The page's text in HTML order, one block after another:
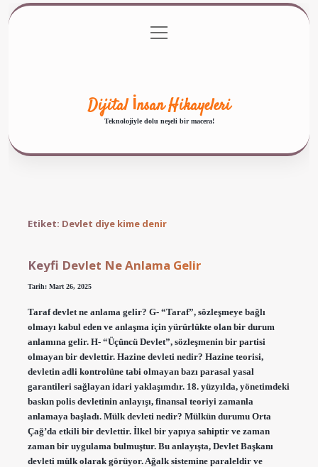
Gizlilik Politikası
menüyü
aç
Dijital İnsan Hikayeleri
Teknolojiyle dolu neşeli bir macera!
Etiket: Devlet diye kime denir
Keyfi Devlet Ne Anlama Gelir
Tarih: Mart 26, 2025
Taraf devlet ne anlama gelir? G- “Taraf”, sözleşmeye bağlı
olmayı kabul eden ve anlaşma için yürürlükte olan bir durum
anlamına gelir. H- “Üçüncü Devlet”, sözleşmenin bir partisi
olmayan bir devlettir. Hazine devleti nedir? Hazine teorisi,
devletin adli kontrolüne tabi olmayan bazı parasal yasal
garantileri sağlayan idari yaklaşımdır. 18. yüzyılda, yönetimdeki
baskın polis devletinin anlayışı, finansal teoriyi zamanla
anlamaya başladı. Mülk devleti nedir? Mülkün durumu Orta
Çağ’da etkili bir devlettir. İlkel bir yapıya sahiptir ve zaman
zaman bir uygulama bulmuştur. Bu anlayışta, Devlet Başkanı
devleti mülk olarak görüyor. Ağalk sistemine paraleldir ve